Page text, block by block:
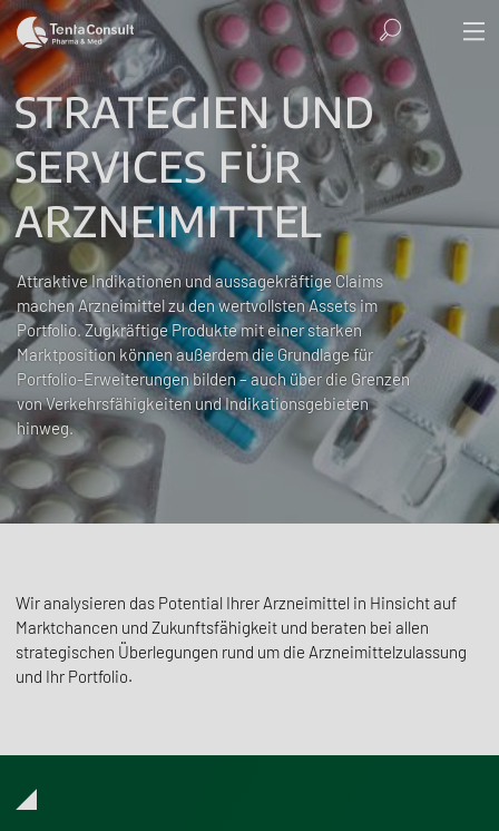
STRATEGIEN UND
SERVICES FÜR
ARZNEIMITTEL
Attraktive Indikationen und aussagekräftige Claims
machen Arzneimittel zu den wertvollsten Assets im
Portfolio. Zugkräftige Produkte mit einer starken
Marktposition können außerdem die Grundlage für
Portfolio-Erweiterungen bilden – auch über die Grenzen
von Verkehrsfähigkeiten und Indikationsgebieten
hinweg.
Wir analysieren das Potential Ihrer Arzneimittel in Hinsicht auf
Marktchancen und Zukunftsfähigkeit und beraten bei allen
strategischen Überlegungen rund um die Arzneimittelzulassung
und Ihr Portfolio.